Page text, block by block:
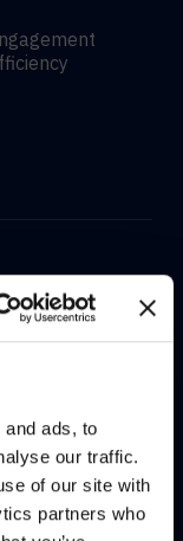
ads, to
our traffic.
of our site with
partners who
USA.